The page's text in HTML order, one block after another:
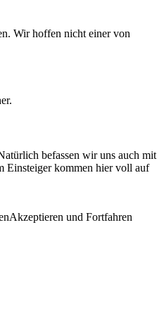
Wir hoffen nicht einer von
befassen wir uns auch mit
Einsteiger kommen hier voll auf
Akzeptieren und Fortfahren